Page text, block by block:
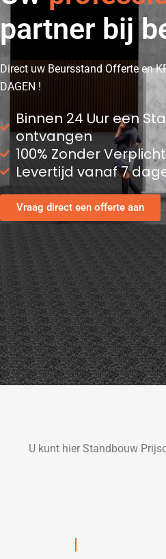
partner bij
Direct uw Beursstand Offerte en
DAGEN !
Binnen 24 Uur een
ontvangen
100% Zonder
Levertijd vanaf 7
Vraag direct een offerte aan
U kunt hier Standbouw